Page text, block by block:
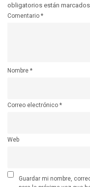
obligatorios están
Comentario *
Nombre *
Correo electrónico *
Web
Guardar mi nombre,